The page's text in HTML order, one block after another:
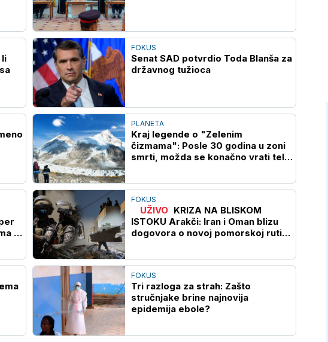
li
FOKUS
Senat SAD potvrdio Toda Blanša za
državnog tužioca
PLANETA
Kraj legende o "Zelenim
čizmama": Posle 30 godina u zoni
smrti, možda se konačno vrati telo
i
FOKUS
UŽIVO
ISTOKU Arakči: Iran i Oman blizu
dogovora o novoj pomorskoj ruti
FOKUS
Tri razloga za strah: Zašto
stručnjake brine najnovija
epidemija ebole?